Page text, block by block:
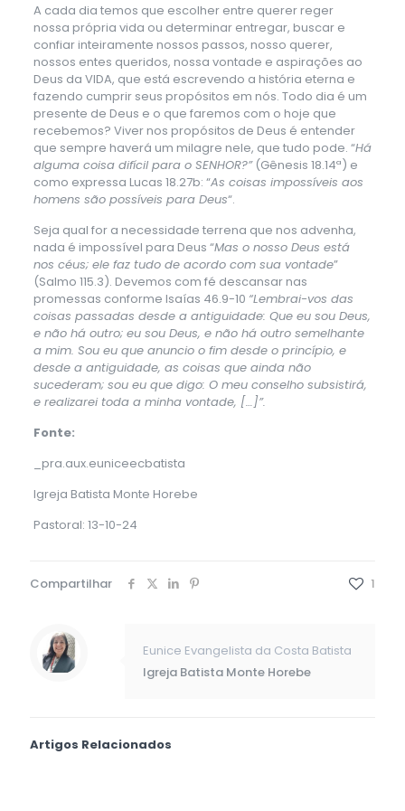
A cada dia temos que escolher entre querer reger
nossa própria vida ou determinar entregar, buscar e
confiar inteiramente nossos passos, nosso querer,
nossos entes queridos, nossa vontade e aspirações ao
Deus da VIDA, que está escrevendo a história eterna e
fazendo cumprir seus propósitos em nós. Todo dia é um
presente de Deus e o que faremos com o hoje que
recebemos? Viver nos propósitos de Deus é entender
que sempre haverá um milagre nele, que tudo pode. “Há
alguma coisa difícil para o SENHOR?”(Gênesis 18.14ª) e
como expressa Lucas 18.27b: “As coisas impossíveis aos
homens são possíveis para Deus“.
Seja qual for a necessidade terrena que nos advenha,
nada é impossível para Deus “Mas o nosso Deus está
nos céus; ele faz tudo de acordo com sua vontade”
(Salmo 115.3). Devemos com fé descansar nas
promessas conforme Isaías 46.9-10 “Lembrai-vos das
coisas passadas desde a antiguidade: Que eu sou Deus,
e não há outro; eu sou Deus, e não há outro semelhante
a mim. Sou eu que anuncio o fim desde o princípio, e
desde a antiguidade, as coisas que ainda não
sucederam; sou eu que digo: O meu conselho subsistirá,
e realizarei toda a minha vontade, […]”.
Fonte:
_pra.aux.euniceecbatista
Igreja Batista Monte Horebe
Pastoral: 13-10-24
Compartilhar 1
Eunice Evangelista da Costa Batista
Igreja Batista Monte Horebe
Artigos Relacionados